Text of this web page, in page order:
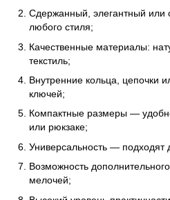
Сдержанный, элегантный или
любого стиля;
Качественные материалы:
текстиль;
Внутренние кольца, цепочки
ключей;
Компактные размеры —
или рюкзаке;
Универсальность —
Возможность
мелочей;